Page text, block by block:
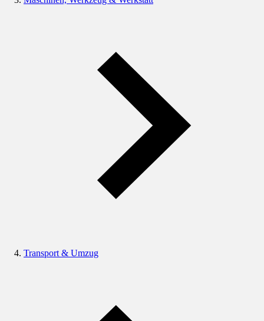
Transport & Umzug